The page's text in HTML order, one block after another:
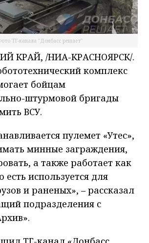
ТГ-канала "Донбасс решает"
КРАЙ, /НИА-КРАСНОЯРСК/.
комплекс
бойцам
штурмовой бригады
ВСУ.
пулемет «Утес»,
минные заграждения,
а также работает как
есть используется для
и раненых», – рассказал
подразделения с